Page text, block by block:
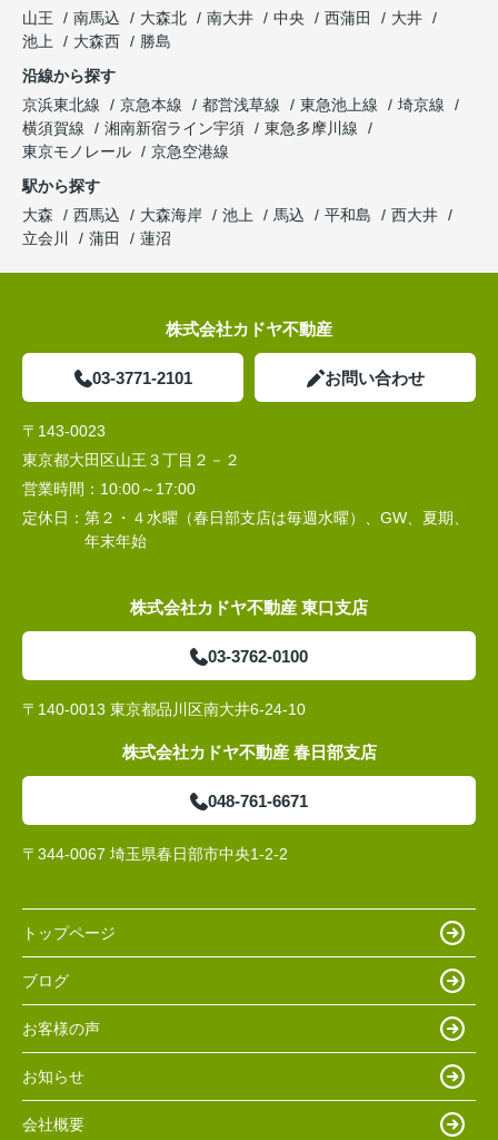
山王
南馬込 大森北 南大井 中央 西蒲田
大井
池上
大森西
勝島
沿線から探す
京浜東北線
京急本線 都営浅草線 東急池上線
埼京線
横須賀線
湘南新宿ライン宇須
東急多摩川線
東京モノレール
京急空港線
駅から探す
大森
西馬込 大森海岸 池上 馬込 平和島
西大井
立会川
蒲田 蓮沼
株式会社カドヤ不動産
03-3771-2101 お問い合わせ
〒143-0023
東京都大田区山王３丁目２－２
営業時間： 10:00～17:00
定休日： 第２・４水曜（春日部支店は毎週水曜）、GW、夏期、
年末年始
株式会社カドヤ不動産 東口支店
03-3762-0100
〒140-0013 東京都品川区南大井6-24-10
株式会社カドヤ不動産 春日部支店
048-761-6671
〒344-0067 埼玉県春日部市中央1-2-2
トップページ
ブログ
お客様の声
お知らせ
会社概要